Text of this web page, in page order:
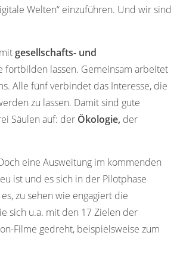
Welten“ einzuführen. Und wir sind
gesellschafts- und
fortbilden lassen. Gemeinsam arbeitet
Alle fünf verbindet das Interesse, die
zu lassen. Damit sind gute
Säulen auf: der Ökologie, der
eine Ausweitung im kommenden
ist und es sich in der Pilotphase
zu sehen wie engagiert die
sich u.a. mit den 17 Zielen der
Filme gedreht, beispielsweise zum